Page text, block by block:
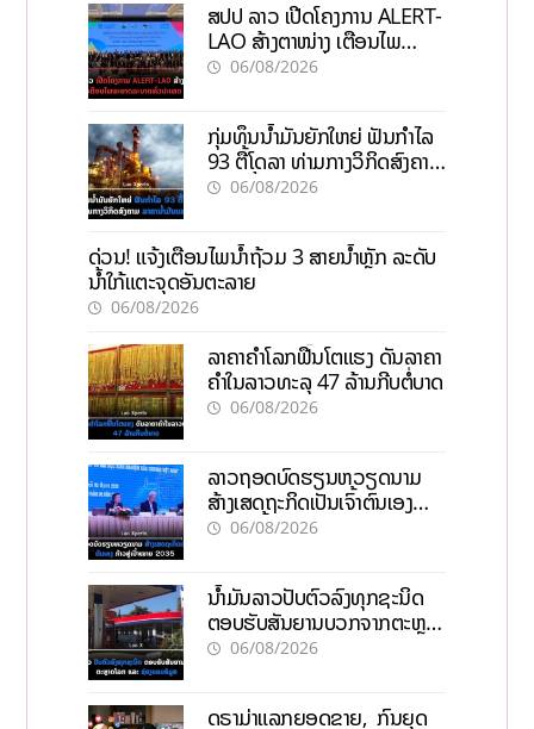
ສປປ ລາວ ເປີດໂຄງການ ALERT-
LAO ສ້າງຕາໜ່າງ ເຕືອນໄພ
ພະຍາດລະບາດທົ່ວປະເທດ
06/08/2026
ກຸ່ມທຶນນ້ຳມັນຍັກໃຫຍ່ ຟັນກຳໄລ
93 ຕື້ໂດລາ ທ່າມກາງວິກິດສົງຄາມ
ລາຄານໍ້າມັນແພງ
06/08/2026
ດ່ວນ! ແຈ້ງເຕືອນໄພນໍ້າຖ້ວມ 3 ສາຍນໍ້າຫຼັກ ລະດັບ
ນໍ້າໃກ້ແຕະຈຸດອັນຕະລາຍ
06/08/2026
ລາຄາຄຳໂລກຟື້ນໂຕແຮງ ດັນລາຄາ
ຄຳໃນລາວທະລຸ 47 ລ້ານກີບຕໍ່ບາດ
06/08/2026
ລາວຖອດບົດຮຽນຫວຽດນາມ
ສ້າງເສດຖະກິດເປັນເຈົ້າຕົນເອງ
ກ້າວສູ່ເປົ້າໝາຍ 2035
06/08/2026
ນໍ້າມັນລາວປັບຕົວລົງທຸກຊະນິດ
ຕອບຮັບສັນຍານບວກຈາກຕະຫຼາດ
ໂລກ ແລະ ຊ່ອງແຄບຮໍມູສ
06/08/2026
ດຣາມ່າແລກຍອດຂາຍ, ກົນຍຸດ